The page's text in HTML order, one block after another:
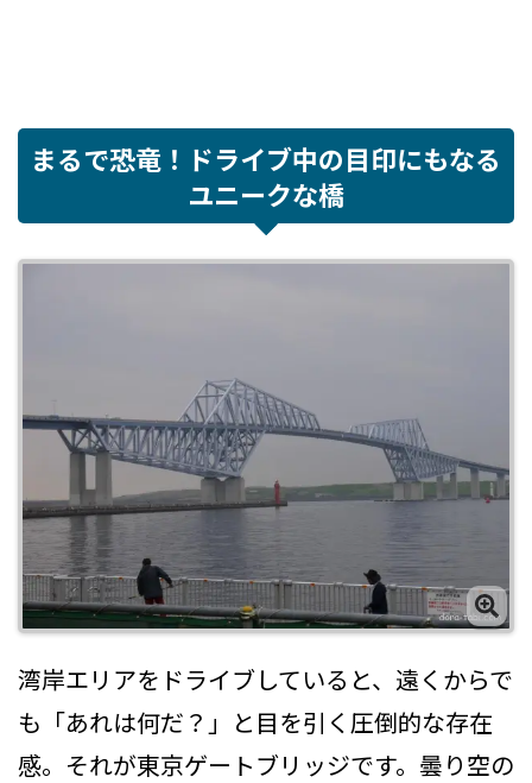
まるで恐竜！ドライブ中の目印にもなる
ユニークな橋
湾岸エリアをドライブしていると、遠くからで
も「あれは何だ？」と目を引く圧倒的な存在
感。それが東京ゲートブリッジです。曇り空の